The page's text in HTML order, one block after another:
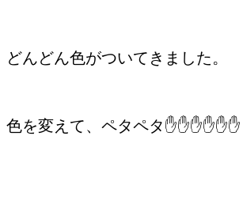
どんどん色がついてきました。
色を変えて、ペタペタ✋✋✋✋✋✋